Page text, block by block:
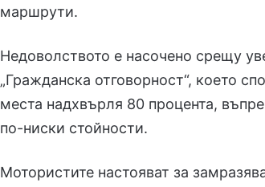
маршрути.
Недоволството е насочено срещу
„Гражданска отговорност“, което
места надхвърля 80 процента,
по-ниски стойности.
Мотористите настояват за